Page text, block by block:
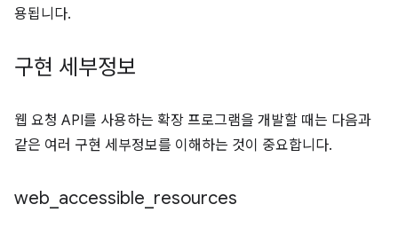
용됩니다.
구현 세부정보
웹 요청 API를 사용하는 확장 프로그램을 개발할 때는 다음과
같은 여러 구현 세부정보를 이해하는 것이 중요합니다.
web accessible resources